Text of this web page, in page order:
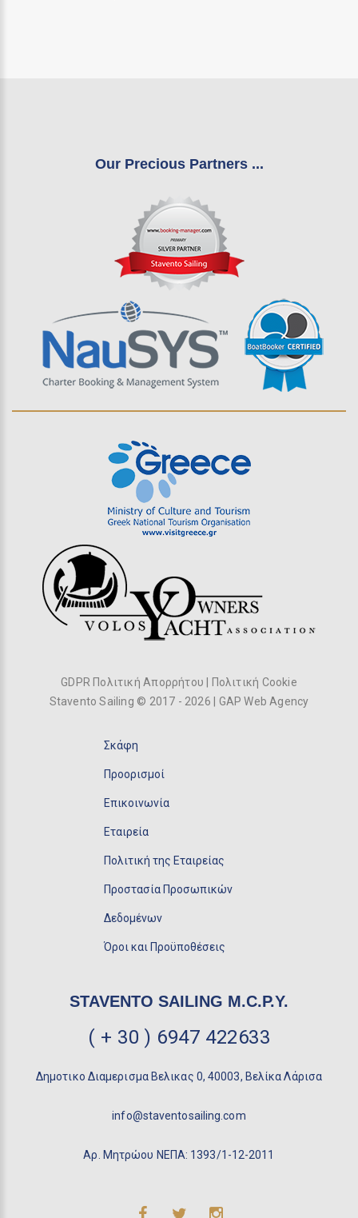
Our Precious Partners ...
GDPR Πολιτική Απορρήτου
Πολιτική Cookie
Stavento Sailing © 2017 - 2026 GAP Web Agency
Σκάφη
Προορισμοί
Επικοινωνία
Εταιρεία
Πολιτική της Εταιρείας
Προστασία Προσωπικών
Δεδομένων
Όροι και Προϋποθέσεις
STAVENTO SAILING M.C.P.Y.
( + 30 ) 6947 422633
Δημοτικο Διαμερισμα Βελικας 0, 40003, Βελίκα Λάρισα
info@staventosailing.com
Αρ. Μητρώου ΝΕΠΑ: 1393/1-12-2011